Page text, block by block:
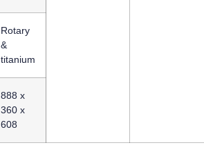
Rotary
&
titanium
888 x
360 x
608